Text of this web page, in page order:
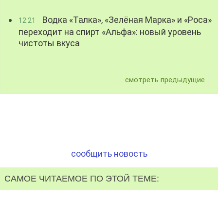
12:21
Водка «Талка», «Зелёная Марка» и «Роса»
переходит на спирт «Альфа»: новый уровень
чистоты вкуса
смотреть предыдущие
сообщить новость
САМОЕ ЧИТАЕМОЕ ПО ЭТОЙ ТЕМЕ: